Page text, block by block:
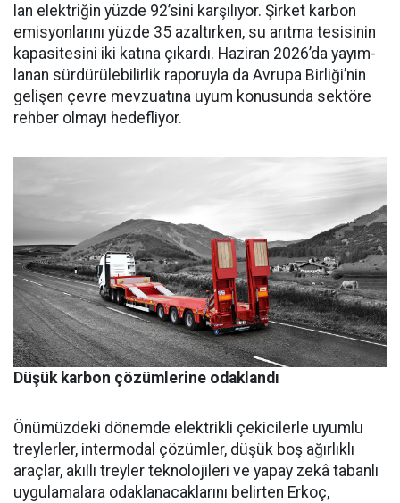
lan elektriğin yüzde 92’sini karşı­lıyor. Şirket karbon
emisyonları­nı yüzde 35 azaltırken, su arıtma tesisinin
kapasitesini iki katına çıkardı. Haziran 2026’da yayım­
lanan sürdürülebilirlik raporuyla da Avrupa Birliği’nin
gelişen çev­re mevzuatına uyum konusunda sektöre
rehber olmayı hedefliyor.
Düşük karbon çözümlerine odaklandı
Önümüzdeki dönemde elektrikli çekicilerle uyumlu
treylerler, intermodal çözümler, düşük boş ağırlıklı
araçlar, akıllı treyler teknolojileri ve yapay zekâ tabanlı
uygulamalara odaklanacaklarını belirten Erkoç,